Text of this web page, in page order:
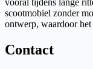
vooral tijdens lange
scootmobiel zonder
ontwerp, waardoor
Contact